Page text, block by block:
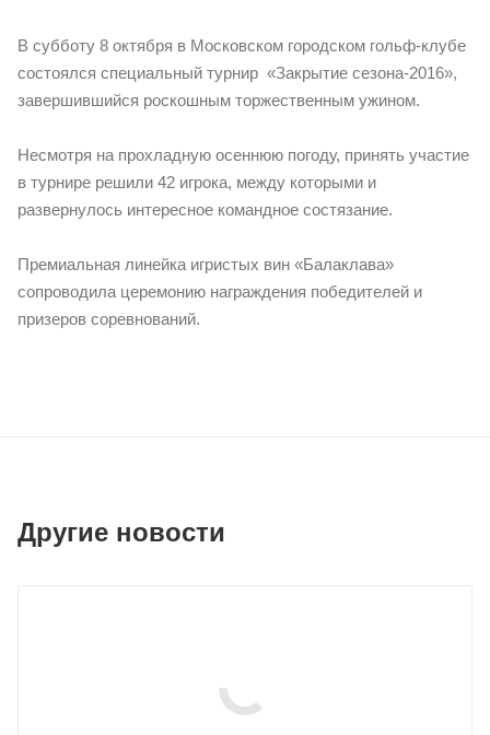
В субботу 8 октября в Московском городском гольф-клубе
состоялся специальный турнир «Закрытие сезона-2016»,
завершившийся роскошным торжественным ужином.
Несмотря на прохладную осеннюю погоду, принять участие
в турнире решили 42 игрока, между которыми и
развернулось интересное командное состязание.
Премиальная линейка игристых вин «Балаклава»
сопроводила церемонию награждения победителей и
призеров соревнований.
Другие новости